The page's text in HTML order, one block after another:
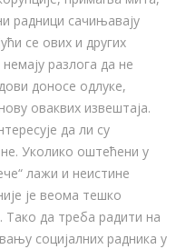
радници сачињавају
се ових и других
разлога да не
доносе одлуке,
оваквих извештаја.
да ли су
Уколико оштећени у
лажи и неистине
је веома тешко
Тако да треба радити на
социјалних радника у